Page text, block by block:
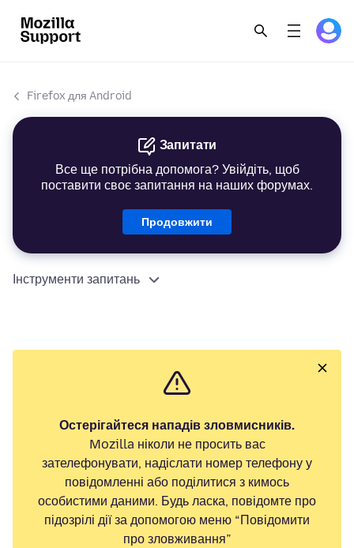
Firefox для Android
Запитати
Все ще потрібна допомога? Увійдіть, щоб
поставити своє запитання на наших форумах.
Продовжити
Інструменти запитань
Остерігайтеся нападів зловмисників.
Mozilla ніколи не просить вас
зателефонувати, надіслати номер телефону у
повідомленні або поділитися з кимось
особистими даними. Будь ласка, повідомте про
підозрілі дії за допомогою меню “Повідомити
про зловживання”